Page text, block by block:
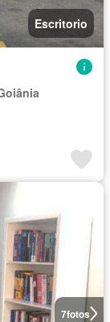
Escritorio
7fotos